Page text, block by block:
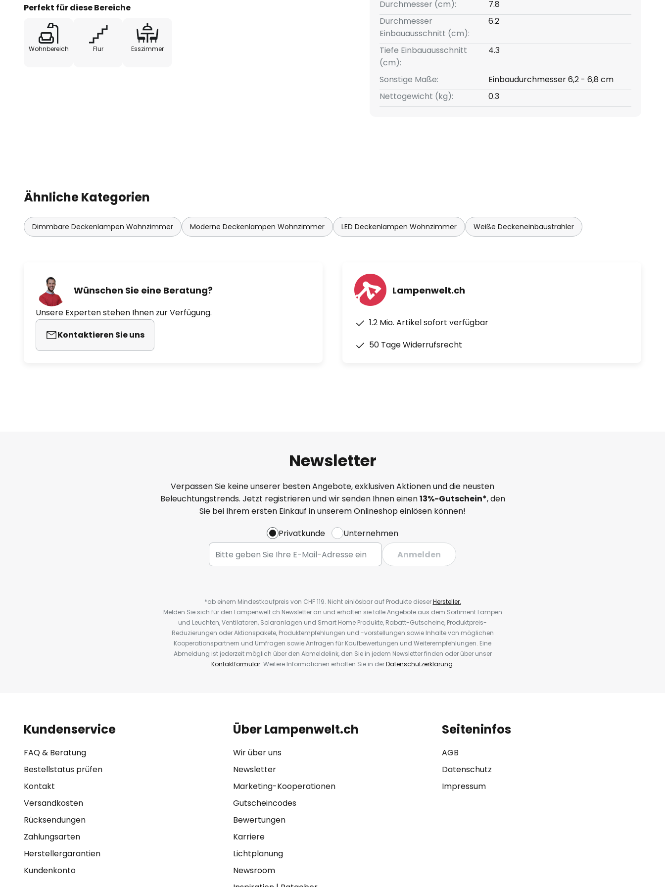
hervorragend zur Akzentbeleuchtung eignet.
- sehr gute Farbwiedergabe (CRI > 90)
Perfekt für diese Bereiche
Wohnbereich Flur Esszimmer
Durchmesser (cm):
7.8
Durchmesser
Einbauausschnitt (cm):
6.2
Tiefe Einbauausschnitt
(cm):
4.3
Sonstige Maße:
Einbaudurchmesser 6,2 - 6,8 cm
Nettogewicht (kg):
0.3
Ähnliche Kategorien
Dimmbare Deckenlampen Wohnzimmer Moderne Deckenlampen Wohnzimmer LED Deckenlampen Wohnzimmer Weiße Deckeneinbaustrahler
Wünschen Sie eine Beratung?
Unsere Experten stehen Ihnen zur Verfügung.
Kontaktieren Sie uns
Lampenwelt.ch
1.2 Mio. Artikel sofort verfügbar
50 Tage Widerrufsrecht
Newsletter
Verpassen Sie keine unserer besten Angebote, exklusiven Aktionen und die neusten
Beleuchtungstrends. Jetzt registrieren und wir senden Ihnen einen13%-Gutschein*, den
Sie bei Ihrem ersten Einkauf in unserem Onlineshop einlösen können!
Privatkunde
Unternehmen
Anmelden
*ab einem Mindestkaufpreis von CHF 119. Nicht einlösbar auf Produkte dieserHersteller.
Melden Sie sich für den Lampenwelt.ch Newsletter an und erhalten sie tolle Angebote aus dem Sortiment Lampen
und Leuchten, Ventilatoren, Solaranlagen und Smart Home Produkte, Rabatt-Gutscheine, Produktpreis-
Reduzierungen oder Aktionspakete, Produktempfehlungen und -vorstellungen sowie Inhalte von möglichen
Kooperationspartnern und Umfragen sowie Anfragen für Kaufbewertungen und Weiterempfehlungen. Eine
Abmeldung ist jederzeit möglich über den Abmeldelink, den Sie in jedem Newsletter finden oder über unser
Kontaktformular. Weitere Informationen erhalten Sie in derDatenschutzerklärung.
Kundenservice
FAQ & Beratung
Bestellstatus prüfen
Kontakt
Versandkosten
Rücksendungen
Zahlungsarten
Herstellergarantien
Kundenkonto
Über Lampenwelt.ch
Wir über uns
Newsletter
Marketing-Kooperationen
Gutscheincodes
Bewertungen
Karriere
Lichtplanung
Newsroom
Seiteninfos
AGB
Datenschutz
Impressum